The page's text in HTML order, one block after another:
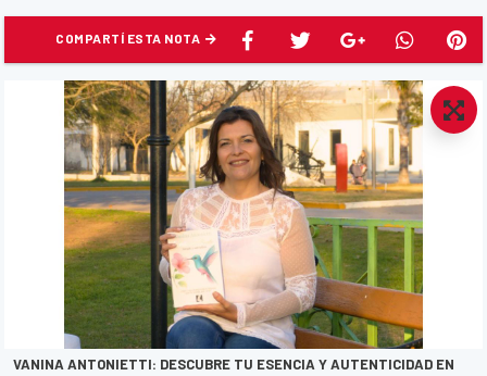
COMPARTÍ ESTA NOTA
VANINA ANTONIETTI: DESCUBRE TU ESENCIA Y AUTENTICIDAD EN